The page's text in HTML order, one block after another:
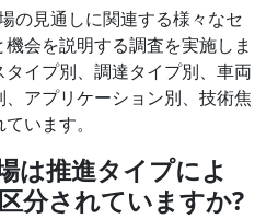
の見通しに関連する様々なセ
会を説明する調査を実施しま
イプ別、調達タイプ別、車両
アプリケーション別、技術焦
います。
は推進タイプによ
分されていますか?